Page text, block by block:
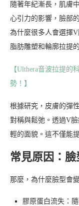
隨著年紀漸長，肌膚
心引力的影響，臉部
為什麼很多人會選擇
脂肪雕塑和輪廓拉提
【Ulthera音波拉提的
勢！】
根據研究，皮膚的彈
對稱與鬆弛。透過V
輕的面貌。這不僅能
常見原因：
那麼，為什麼臉型會
膠原蛋白流失：